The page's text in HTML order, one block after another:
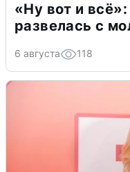
«Ну вот и
развелась с
6 августа 118